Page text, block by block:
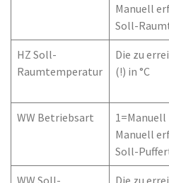
Manuell
Soll-
HZ Soll-
Raumtemperatur
Die zu
(!) in °C
WW Betriebsart
Manuell
Soll-
WW Soll- Die zu